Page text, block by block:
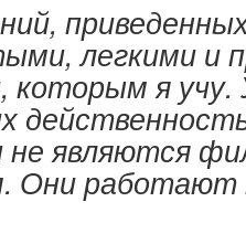
легкими и
которым я учу.
не являются
Они работают